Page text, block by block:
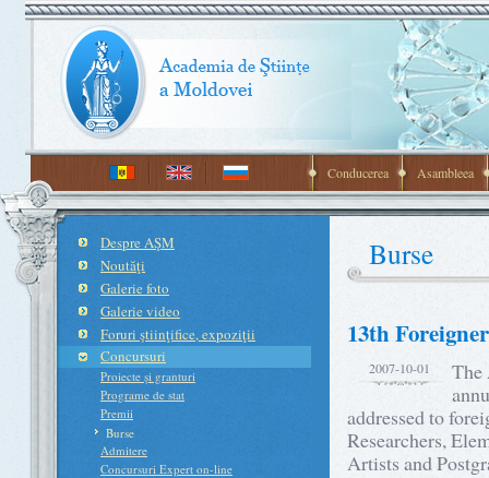
Conducerea Asambleea
Despre AŞM
Noutăţi
Galerie foto
Galerie video
Foruri ştiinţifice, expoziţii
Concursuri
Proiecte şi granturi
Programe de stat
Premii
Burse
Admitere
Concursuri Expert on-line
Burse
13th
2007-10-01
The
addressed to
Researchers,
Artists and